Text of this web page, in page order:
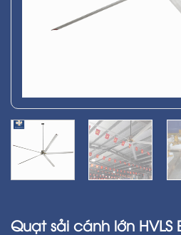
Quạt sải cánh lớn HVLS